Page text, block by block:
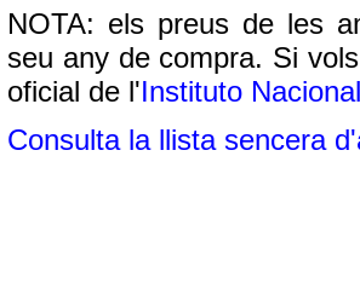
NOTA: els preus de les
seu any de compra. Si
oficial de l'Instituto
Consulta la llista sencera